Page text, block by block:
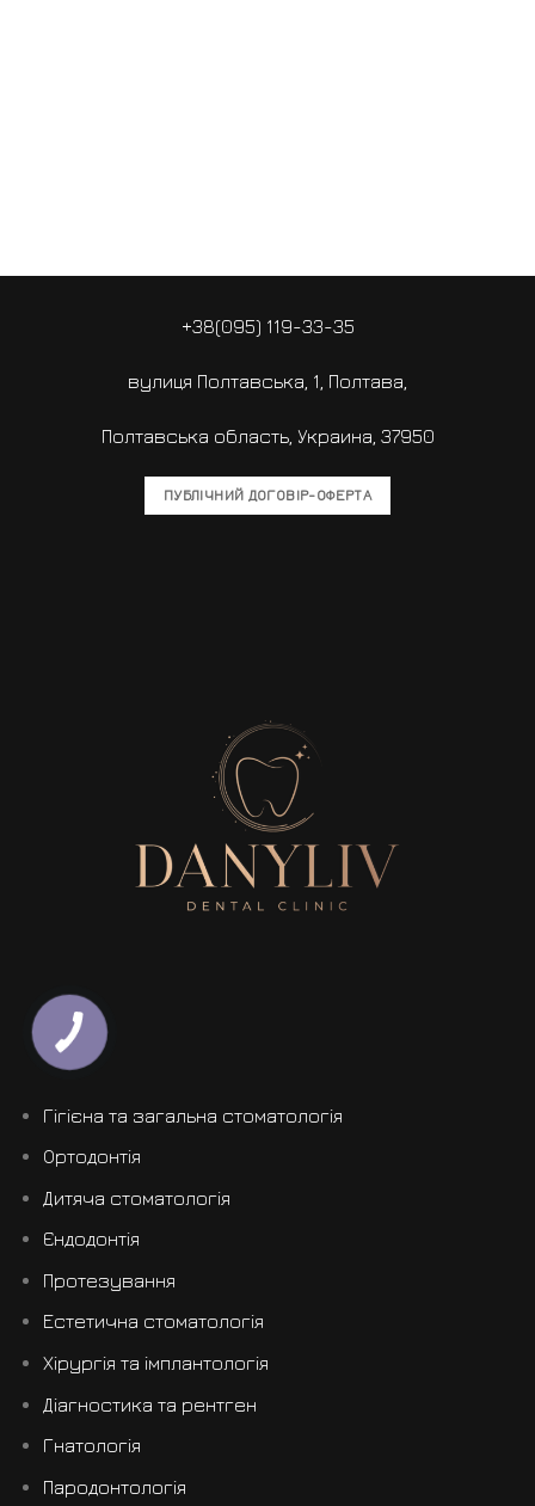
+38(095) 119-33-35
вулиця Полтавська, 1, Полтава,
Полтавська область, Украина, 37950
ПУБЛІЧНИЙ ДОГОВІР-ОФЕРТА
Гігієна та загальна стоматологія
Ортодонтія
Дитяча стоматологія
Єндодонтія
Протезування
Естетична стоматологія
Хірургія та імплантологія
Діагностика та рентген
Гнатологія
Пародонтологія